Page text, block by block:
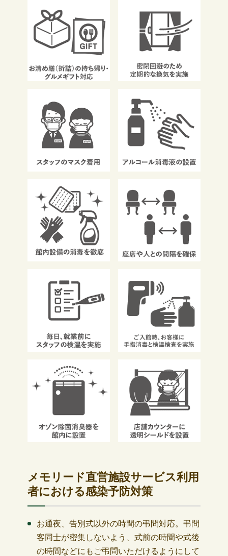
メモリード直営施設サービス利用
者における感染予防対策
お通夜、告別式以外の時間の弔問対応。弔問
客同士が密集しないよう、式前の時間や式後
の時間などにもご弔問いただけるようにして